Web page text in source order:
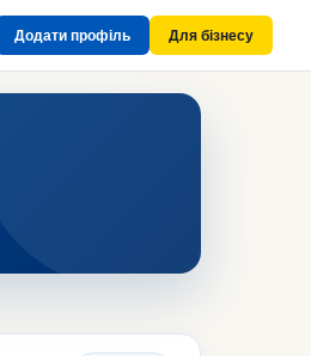
Додати профіль Для бізнесу